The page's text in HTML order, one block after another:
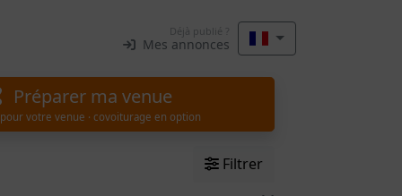
Déjà publié ?
Mes annonces
Préparer ma venue
votre venue · covoiturage en option
Filtrer